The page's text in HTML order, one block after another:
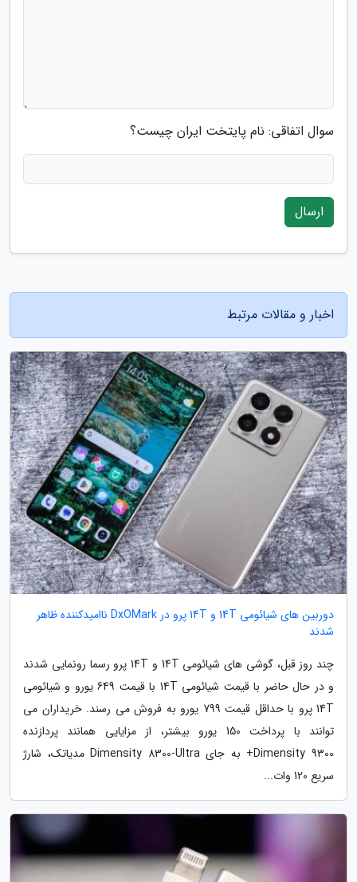
سوال اتفاقی: نام پایتخت ایران چیست؟
ارسال
اخبار و مقالات مرتبط
دوربین های شیائومی 14T و 14T پرو در DxOMark ناامیدکننده ظاهر
شدند
چند روز قبل، گوشی های شیائومی 14T و 14T پرو رسما رونمایی شدند
و در حال حاضر با قیمت شیائومی 14T با قیمت 649 یورو و شیائومی
14T پرو با حداقل قیمت 799 یورو به فروش می رسند. خریداران می
توانند با پرداخت 150 یورو بیشتر، از مزایایی همانند پردازنده
Dimensity 9300+ به جای Dimensity 8300-Ultra مدیاتک، شارژ
سریع 120 وات...